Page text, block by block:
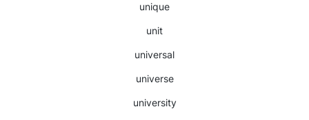
unique
unit
universal
universe
university